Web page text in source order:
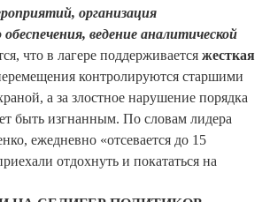
организация
ведение аналитической
что в лагере поддерживается жесткая
контролируются старшими
а за злостное нарушение порядка
быть изгнанным. По словам лидера
ежедневно «отсевается до 15
отдохнуть и покататься на